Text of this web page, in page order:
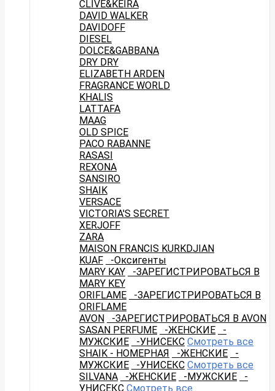
CLIVE&KEIRA
DAVID WALKER
DAVIDOFF
DIESEL
DOLCE&GABBANA
DRY DRY
ELIZABETH ARDEN
FRAGRANCE WORLD
KHALIS
LATTAFA
MAAG
OLD SPICE
PACO RABANNE
RASASI
REXONA
SANSIRO
SHAIK
VERSACE
VICTORIA'S SECRET
XERJOFF
ZARA
MAISON FRANCIS KURKDJIAN
KUAF
-Оксигенты
MARY KAY
-ЗАРЕГИСТРИРОВАТЬСЯ В
MARY KEY
ORIFLAME
-ЗАРЕГИСТРИРОВАТЬСЯ В
ORIFLAME
AVON
-ЗАРЕГИСТРИРОВАТЬСЯ В AVON
SASAN PERFUME
-ЖЕНСКИЕ
-
МУЖСКИЕ
-УНИСЕКС Смотреть все
SHAIK - НОМЕРНАЯ
-ЖЕНСКИЕ
-
МУЖСКИЕ
-УНИСЕКС Смотреть все
SILVANA
-ЖЕНСКИЕ -МУЖСКИЕ
-
УНИСЕКС Смотреть все